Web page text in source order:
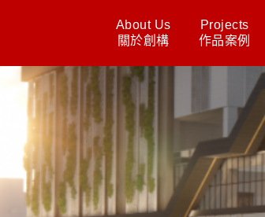
About Us
關於創構
Projects
作品案例